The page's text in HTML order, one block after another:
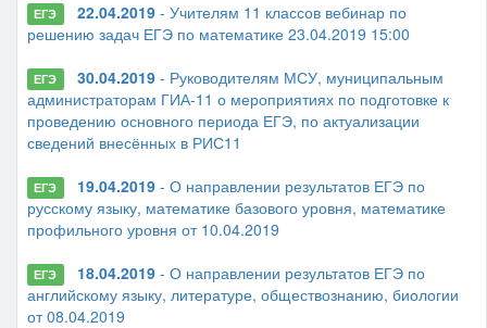
ЕГЭ 22.04.2019- Учителям 11 классов вебинар по
решению задач ЕГЭ по математике 23.04.2019 15:00
ЕГЭ 30.04.2019- Руководителям МСУ, муниципальным
администраторам ГИА-11 о мероприятиях по подготовке к
проведению основного периода ЕГЭ, по актуализации
сведений внесённых в РИС11
ЕГЭ 19.04.2019- О направлении результатов ЕГЭ по
русскому языку, математике базового уровня, математике
профильного уровня от 10.04.2019
ЕГЭ 18.04.2019- О направлении результатов ЕГЭ по
английскому языку, литературе, обществознанию, биологии
от 08.04.2019